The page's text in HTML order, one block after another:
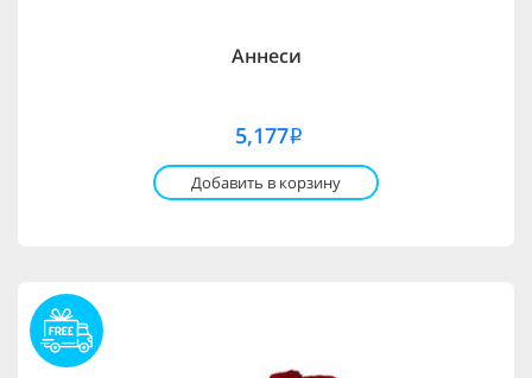
Аннеси
5,177i
Добавить в корзину